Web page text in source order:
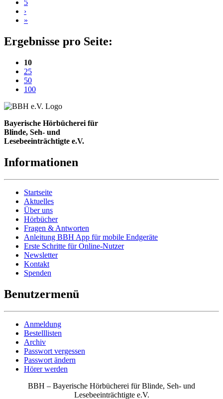
5
›
»
Ergebnisse pro Seite:
10(aktuelle Einstellung)
25
50
100
Bayerische Hörbücherei für
Blinde, Seh- und
Lesebeeinträchtigte e.V.
Informationen
Startseite
Aktuelles
Über uns
Hörbücher
Fragen & Antworten
Anleitung BBH App für mobile Endgeräte
Erste Schritte für Online-Nutzer
Newsletter
Kontakt
Spenden
Benutzermenü
Anmeldung
Bestelllisten
Archiv
Passwort vergessen
Passwort ändern
Hörer werden
BBH – Bayerische Hörbücherei für Blinde, Seh- und
Lesebeeinträchtigte e.V.